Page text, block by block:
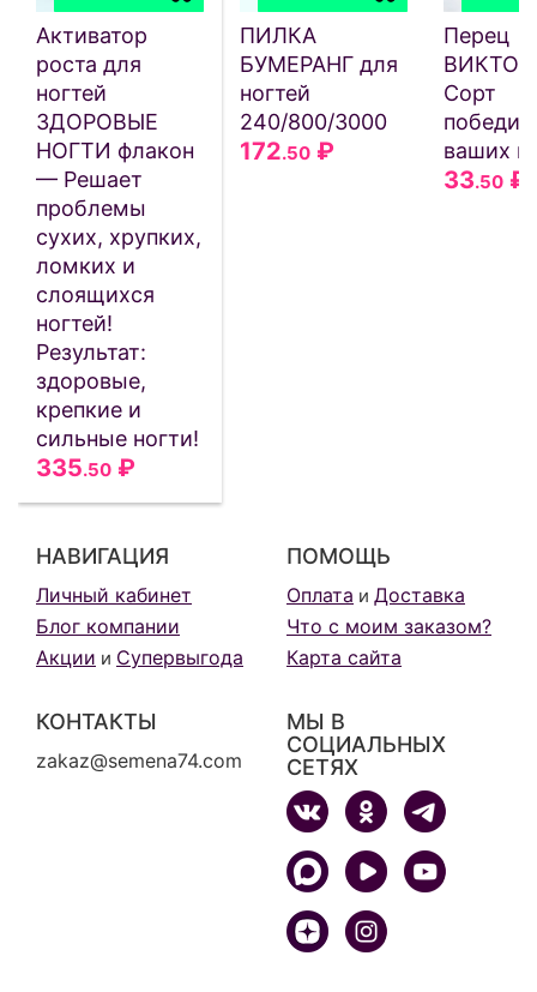
Активатор
роста для
ногтей
ЗДОРОВЫЕ
НОГТИ флакон
— Решает
проблемы
сухих, хрупких,
ломких и
слоящихся
ногтей!
Результат:
здоровые,
крепкие и
сильные ногти!
335.50 ₽
ПИЛКА
БУМЕРАНГ для
ногтей
240/800/3000
172.50 ₽
Перец
Сорт
ваших
33.50 ₽
НАВИГАЦИЯ
Личный кабинет
Блог компании
Акции и Супервыгода
ПОМОЩЬ
Оплата и Доставка
Что с моим заказом?
Карта сайта
КОНТАКТЫ
zakaz@semena74.com
МЫ В
СОЦИАЛЬНЫХ
СЕТЯХ